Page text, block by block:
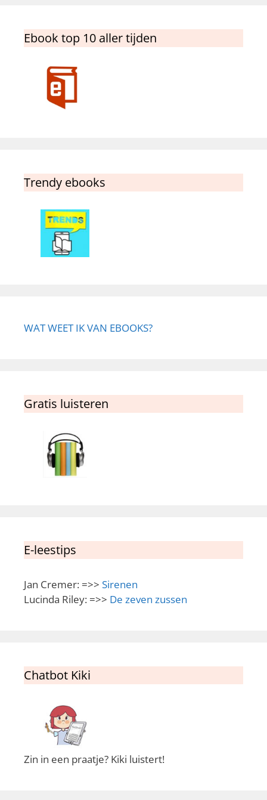
Ebook top 10 aller tijden
Trendy ebooks
WAT WEET IK VAN EBOOKS?
Gratis luisteren
E-leestips
Jan Cremer: =>> Sirenen
Lucinda Riley: =>> De zeven zussen
Chatbot Kiki
Zin in een praatje? Kiki luistert!